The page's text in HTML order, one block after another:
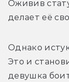
Оживив
делает её
Однако
Это и
девушка